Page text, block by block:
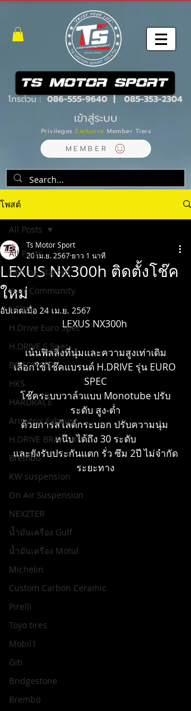
โทรด่วน : 086-555-9640|085-353-2304
เข้าสู่ระบบ
PrivilegesExclusive Member Tiers
MEMBER
โพสต์
All Posts
Getting Started
Your Community
NEWS
H.Drive Euro Spec
H.DRIVE S Spec
BC FORGED
HKS
HARDRACE
Armytrix Exhaust
H.DRIVE BRAKE KIT
Brembo
KW suspension
On Air Suspension
NEXZTER
น้ำมันเครื่อง Gulf
น้ำมันเครื่อง Motul
Michelin
Custom Carbon Ceramic
Pirelli
Toyo tires
Mobil1
Giti
Bridgestone
Brembo
All Posts
LEXUS NX300h ติดตั้งโช๊ค
ใหม่
Ts Motor Sport
20 เม.ย. 2567 ยาว 1 นาที
อัปเดตเมื่อ 24 เม.ย. 2567
LEXUS NX300h
เน้นฟิลลิ่งที่นุ่มและความสูงเท่าเดิม
เลือกใช้โช๊คแบรนด์ H.DRIVE รุ่น EURO
SPEC
โช๊คระบบวาล์วแบบ Monotube ปรับ
ระดับ สูง-ต่ำ
ด้วยการสไลด์กระบอก ปรับความนุ่ม
หนึบ ได้ถึง 30 ระดับ
และยังรับประกันแตก รั่ว ซึม 2ปี ไม่จำกัด
ระยะทาง